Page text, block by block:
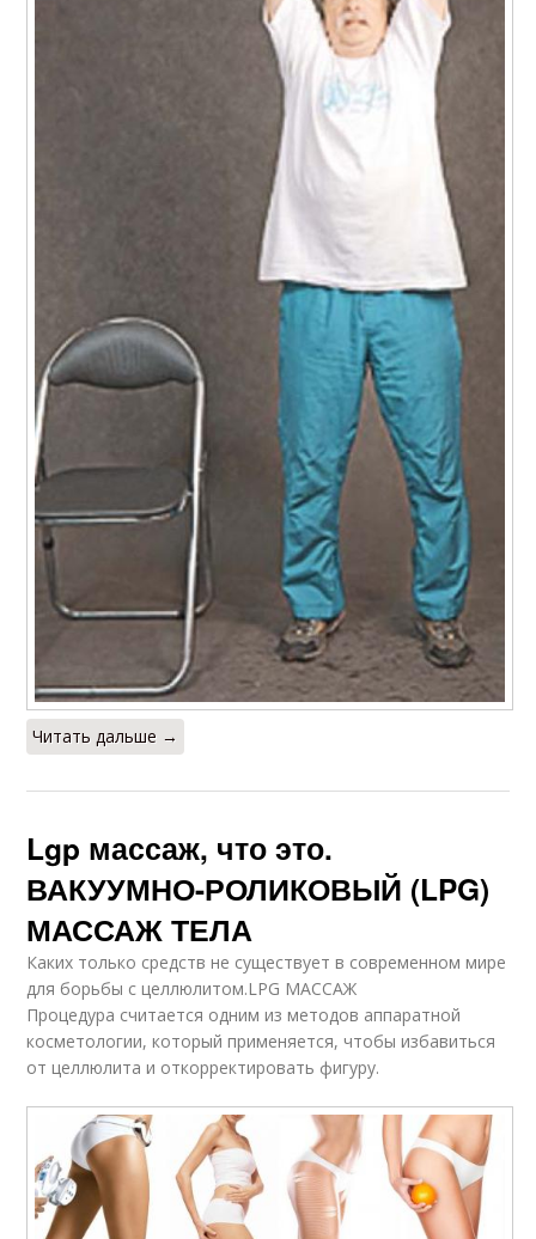
Читать дальше →
Lgp массаж, что это.
ВАКУУМНО-РОЛИКОВЫЙ (LPG)
МАССАЖ ТЕЛА
Каких только средств не существует в современном мире
для борьбы с целлюлитом.LPG МАССАЖ
Процедура считается одним из методов аппаратной
косметологии, который применяется, чтобы избавиться
от целлюлита и откорректировать фигуру.